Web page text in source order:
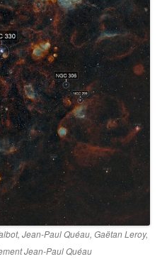
Jean-Paul Quéau, Gaëtan Leroy,
Jean-Paul Quéau